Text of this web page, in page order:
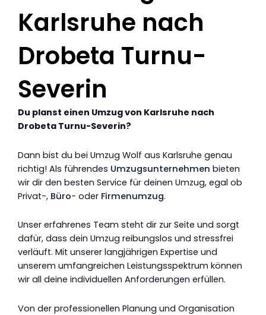
Karlsruhe nach
Drobeta Turnu-
Severin
Du planst einen Umzug von Karlsruhe nach
Drobeta Turnu-Severin?
Dann bist du bei Umzug Wolf aus Karlsruhe genau
richtig! Als führendes Umzugsunternehmen bieten
wir dir den besten Service für deinen Umzug, egal ob
Privat-, Büro- oder Firmenumzug.
Unser erfahrenes Team steht dir zur Seite und sorgt
dafür, dass dein Umzug reibungslos und stressfrei
verläuft. Mit unserer langjährigen Expertise und
unserem umfangreichen Leistungsspektrum können
wir all deine individuellen Anforderungen erfüllen.
Von der professionellen Planung und Organisation